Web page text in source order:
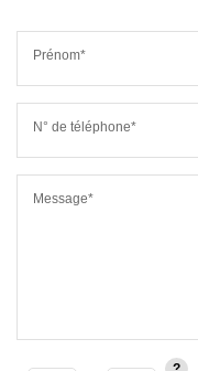
Prénom*
N° de téléphone*
Message*